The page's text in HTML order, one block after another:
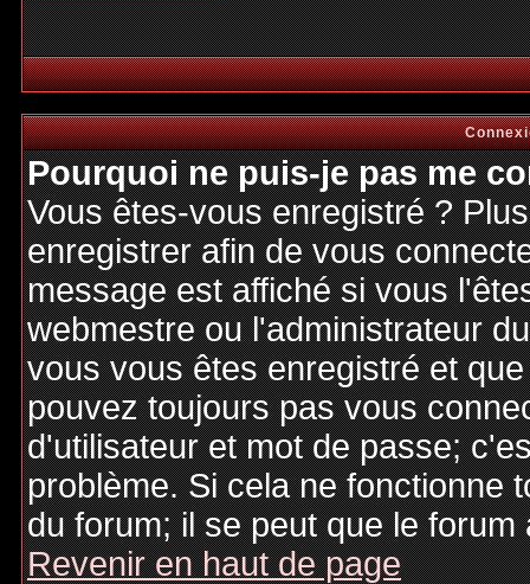
Pourquoi ne puis-je pas me
Vous êtes-vous enregistré ?
enregistrer afin de vous
message est affiché si vous
webmestre ou l'administrateur
vous vous êtes enregistré et
pouvez toujours pas vous
d'utilisateur et mot de passe;
problème. Si cela ne fonctionne
du forum; il se peut que le
Revenir en haut de page